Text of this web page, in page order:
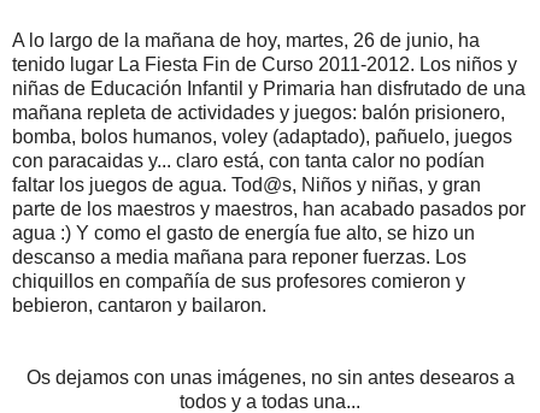
A lo largo de la mañana de hoy, martes, 26 de junio, ha
tenido lugar La Fiesta Fin de Curso 2011-2012. Los niños y
niñas de Educación Infantil y Primaria han disfrutado de una
mañana repleta de actividades y juegos: balón prisionero,
bomba, bolos humanos, voley (adaptado), pañuelo, juegos
con paracaidas y... claro está, con tanta calor no podían
faltar los juegos de agua. Tod@s, Niños y niñas, y gran
parte de los maestros y maestros, han acabado pasados por
agua :) Y como el gasto de energía fue alto, se hizo un
descanso a media mañana para reponer fuerzas. Los
chiquillos en compañía de sus profesores comieron y
bebieron, cantaron y bailaron.
Os dejamos con unas imágenes, no sin antes desearos a
todos y a todas una...